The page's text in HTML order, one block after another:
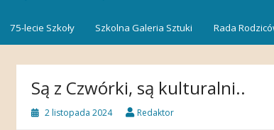
75-lecie Szkoły Szkolna Galeria Sztuki Rada
Są z Czwórki, są kulturalni..
2 listopada 2024 Redaktor